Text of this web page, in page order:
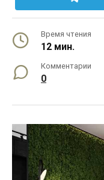
Время чтения
12 мин.
Комментарии
0